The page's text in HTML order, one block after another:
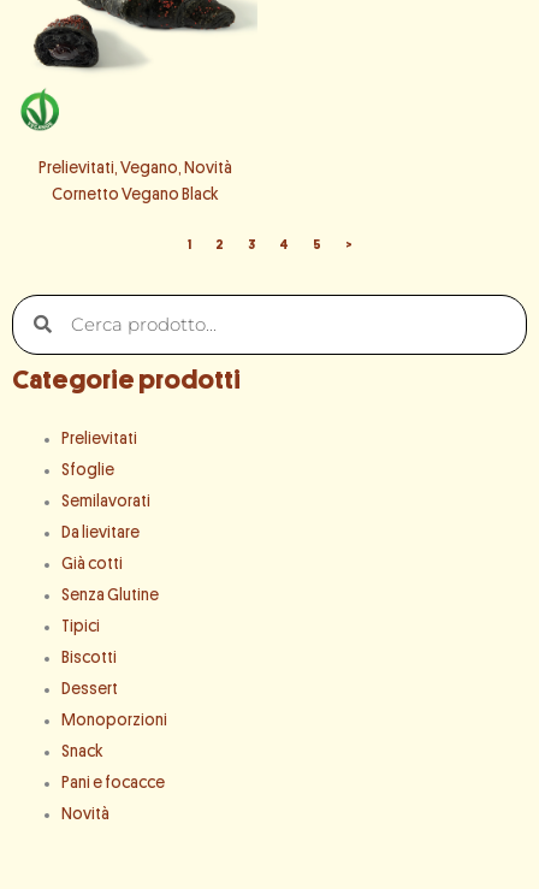
Cerca
Categorie prodotti
Prelievitati
Sfoglie
Semilavorati
Da lievitare
Già cotti
Senza Glutine
Tipici
Biscotti
Dessert
Monoporzioni
Snack
Pani e focacce
Novità
Prelievitati Vegano
Novità
Cornetto Vegano Black
1 2 3 4 5 >